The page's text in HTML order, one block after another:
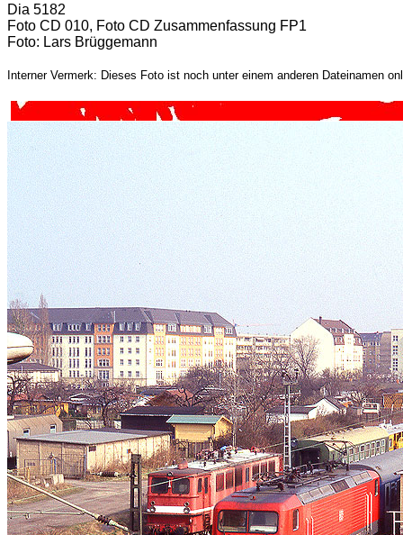
Dia 5182
Foto CD 010, Foto CD Zusammenfassung FP1
Foto: Lars Brüggemann
Interner Vermerk: Dieses Foto ist noch unter einem anderen Dateinamen